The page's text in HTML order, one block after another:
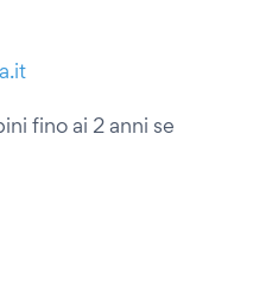
fino ai 2 anni se